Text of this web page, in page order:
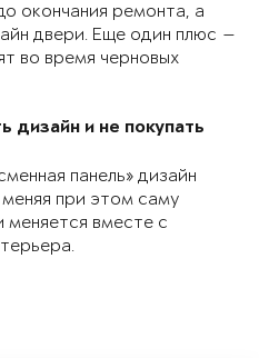
окончания ремонта, а
двери. Еще один плюс —
во время черновых
дизайн и не покупать
панель» дизайн
при этом саму
меняется вместе с